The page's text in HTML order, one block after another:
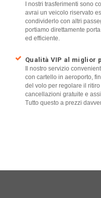
I nostri trasferimenti sono
avrai un veicolo riservato
condividerlo con altri
portiamo direttamente
ed efficiente.
Qualità VIP al miglior
Il nostro servizio
con cartello in aeroporto,
del volo per regolare il
cancellazioni gratuite e
Tutto questo a prezzi